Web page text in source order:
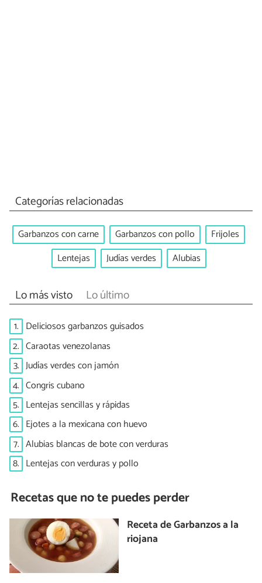
Categorías relacionadas
Garbanzos con carne Garbanzos con pollo
Frijoles
Lentejas
Judías verdes Alubias
Lo más visto Lo último
1. Deliciosos garbanzos guisados
2. Caraotas venezolanas
3. Judías verdes con jamón
4. Congris cubano
5. Lentejas sencillas y rápidas
6. Ejotes a la mexicana con huevo
7. Alubias blancas de bote con verduras
8. Lentejas con verduras y pollo
Recetas que no te puedes perder
Receta de Garbanzos a la
riojana